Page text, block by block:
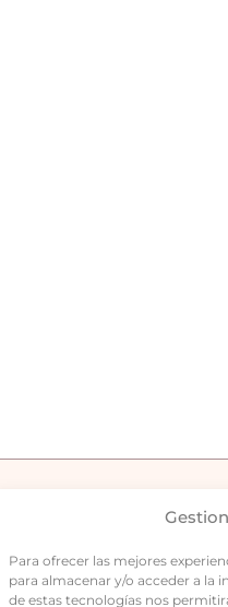
Para ofrecer las mejores
para almacenar y/o acceder a la
de estas tecnologías nos
Sants-Montjuïc,
08014